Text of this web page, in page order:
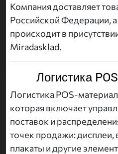
Компания доставляет
Российской Федерации,
происходит в
Miradasklad.
Логистика
Логистика POS-
которая включает
поставок и
точек продажи: дисплеи,
плакаты и другие